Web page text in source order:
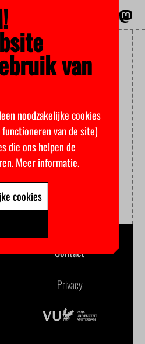
Contact
Privacy
van
noodzakelijke cookies
van de site)
die ons helpen de
Meer informatie.
cookies